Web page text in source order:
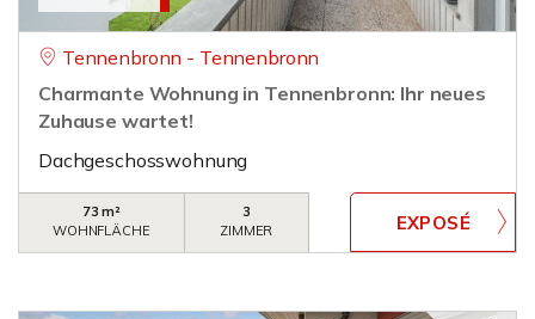
Tennenbronn - Tennenbronn
Charmante Wohnung in Tennenbronn: Ihr neues
Zuhause wartet!
Dachgeschosswohnung
73 m²
WOHNFLÄCHE
3
ZIMMER